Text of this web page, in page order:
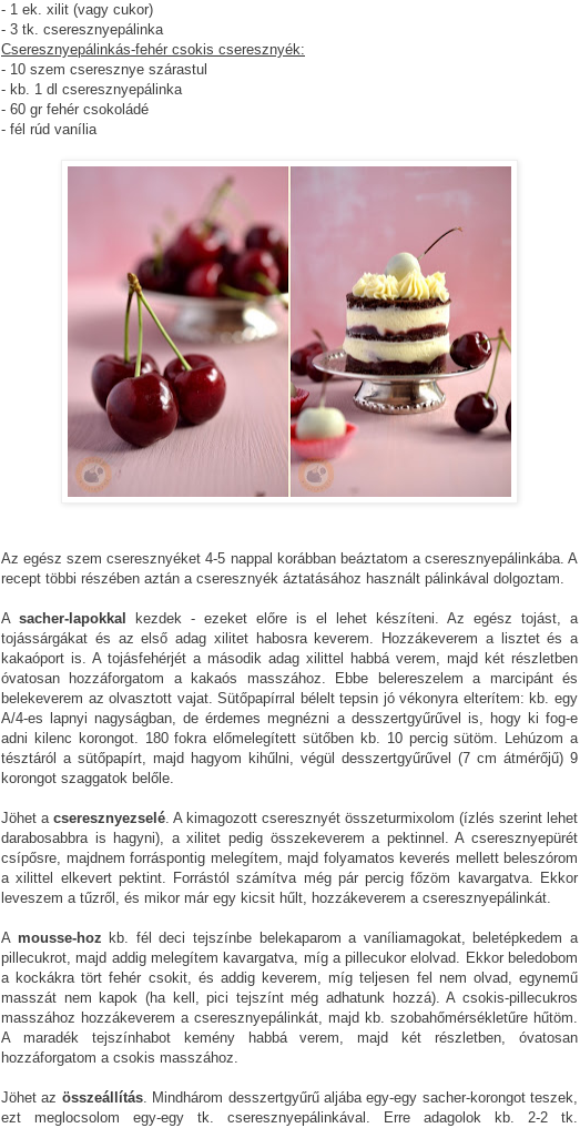
- 1 ek. xilit (vagy cukor)
- 3 tk. cseresznyepálinka
Cseresznyepálinkás-fehér csokis cseresznyék:
- 10 szem cseresznye szárastul
- kb. 1 dl cseresznyepálinka
- 60 gr fehér csokoládé
- fél rúd vanília
Az egész szem cseresznyéket 4-5 nappal korábban beáztatom a cseresznyepálinkába. A
recept többi részében aztán a cseresznyék áztatásához használt pálinkával dolgoztam.
A sacher-lapokkal
kezdek - ezeket előre is el lehet készíteni. Az egész tojást, a
tojássárgákat és az első adag xilitet habosra keverem. Hozzákeverem a lisztet és a
kakaóport is. A tojásfehérjét a második adag xilittel habbá verem, majd két részletben
óvatosan hozzáforgatom a kakaós masszához. Ebbe belereszelem a marcipánt és
belekeverem az olvasztott vajat. Sütőpapírral bélelt tepsin jó vékonyra elterítem: kb. egy
A/4-es lapnyi nagyságban, de érdemes megnézni a desszertgyűrűvel is, hogy ki fog-e
adni kilenc korongot. 180 fokra előmelegített sütőben kb. 10 percig sütöm. Lehúzom a
tésztáról a sütőpapírt, majd hagyom kihűlni, végül desszertgyűrűvel (7 cm átmérőjű) 9
korongot szaggatok belőle.
Jöhet a cseresznyezselé. A kimagozott cseresznyét összeturmixolom (ízlés szerint lehet
darabosabbra is hagyni), a xilitet pedig összekeverem a pektinnel. A cseresznyepürét
csípősre, majdnem forráspontig melegítem, majd folyamatos keverés mellett beleszórom
a xilittel elkevert pektint. Forrástól számítva még pár percig főzöm kavargatva. Ekkor
leveszem a tűzről, és mikor már egy kicsit hűlt, hozzákeverem a cseresznyepálinkát.
A mousse-hoz kb. fél deci tejszínbe belekaparom a vaníliamagokat, beletépkedem a
pillecukrot, majd addig melegítem kavargatva, míg a pillecukor elolvad. Ekkor beledobom
a kockákra tört fehér csokit, és addig keverem, míg teljesen fel nem olvad, egynemű
masszát nem kapok (ha kell, pici tejszínt még adhatunk hozzá). A csokis-pillecukros
masszához hozzákeverem a cseresznyepálinkát, majd kb. szobahőmérsékletűre hűtöm.
A maradék tejszínhabot kemény habbá verem, majd két részletben, óvatosan
hozzáforgatom a csokis masszához.
Jöhet az összeállítás. Mindhárom desszertgyűrű aljába egy-egy sacher-korongot teszek,
ezt meglocsolom egy-egy tk. cseresznyepálinkával. Erre adagolok kb. 2-2 tk.